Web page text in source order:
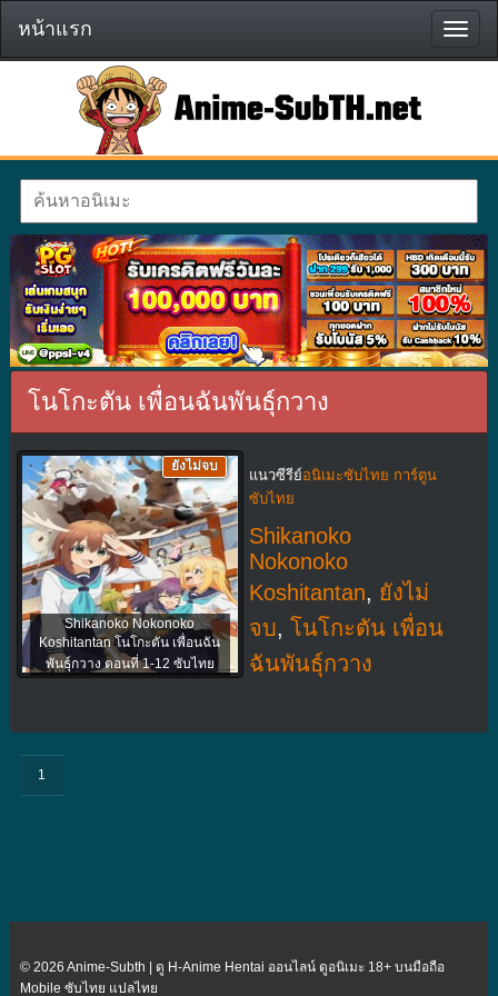
หน้า
แรก
หน้าแรก
โนโกะตัน เพื่อนฉันพันธุ์กวาง
Shikanoko Nokonoko
Koshitantan โนโกะตัน เพื่อนฉัน
พันธุ์กวาง ตอนที่ 1-12 ซับไทย
ยังไม่จบ
แนวซีรีย์อนิเมะซับไทย การ์ตูน
ซับไทย
Shikanoko
Nokonoko
Koshitantan, ยังไม่
จบ, โนโกะตัน เพื่อน
ฉันพันธุ์กวาง
1
© 2026 Anime-Subth | ดู H-Anime Hentai ออนไลน์ ดูอนิเมะ 18+ บนมือถือ
Mobile ซับไทย แปลไทย